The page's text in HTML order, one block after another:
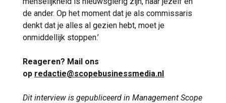
de ander. Op het moment dat je als commissaris
denkt dat je alles al gezien hebt, moet je
onmiddellijk stoppen.’
Reageren? Mail ons
op redactie@scopebusinessmedia.nl
Dit interview is gepubliceerd in Management Scope